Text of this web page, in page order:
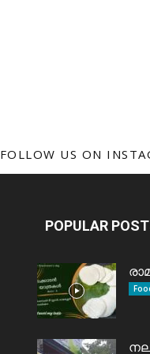
FOLLOW US ON
POPULAR